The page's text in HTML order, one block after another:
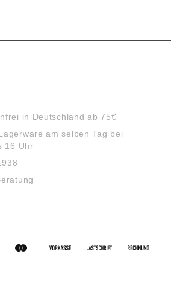
in Deutschland ab 75€
am selben Tag bei
16 Uhr